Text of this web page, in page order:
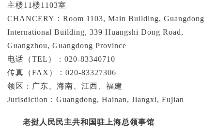
主楼11楼1103室
CHANCERY：Room 1103, Main Building, Guangdong
International Building, 339 Huangshi Dong Road,
Guangzhou, Guangdong Province
电话（TEL）：020-83340710
传真（FAX）：020-83327306
领区：广东、海南、江西、福建
Jurisdiction：Guangdong, Hainan, Jiangxi, Fujian
老挝人民民主共和国驻上海总领事馆